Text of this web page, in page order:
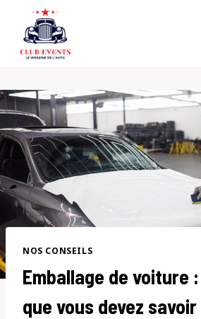
content
NOS CONSEILS
Emballage de voiture
que vous devez savoir